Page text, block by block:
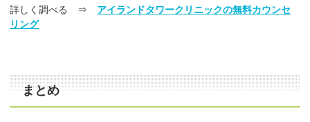
詳しく調べる ⇒ アイランドタワークリニックの無料カウンセ
リング
まとめ